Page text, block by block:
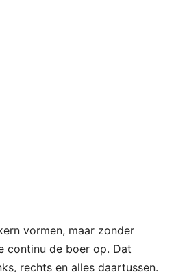
vormen, maar zonder
continu de boer op. Dat
rechts en alles daartussen.